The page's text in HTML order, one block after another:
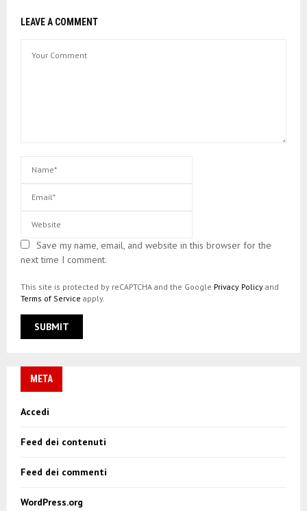
LEAVE A COMMENT
Save my name, email, and website in this browser for the
next time I comment.
This site is protected by reCAPTCHA and the Google Privacy Policy and
Terms of Service apply.
META
Accedi
Feed dei contenuti
Feed dei commenti
WordPress.org